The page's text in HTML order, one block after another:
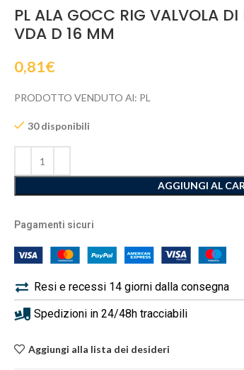
PL ALA GOCC RIG VALVOLA DI
VDA D 16 MM
0,81€
PRODOTTO VENDUTO Al: PL
30 disponibili
AGGIUNGI AL
Pagamenti sicuri
Resi e recessi 14 giorni dalla consegna
Spedizioni in 24/48h tracciabili
Aggiungi alla lista dei desideri